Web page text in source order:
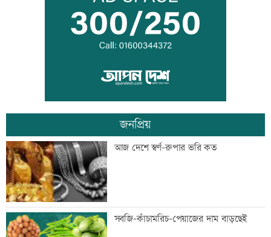
জুলাই স্মৃতি জাদুঘর উন্মুক্ত, প্রথম দিনেই
উপচে পড়া ভিড়
জোড়া গোলে মেসির নতুন রেকর্ড
ঢাকার চারপাশের নদীদূষণ রোধে
কর্মপরিকল্পনার নির্দেশ
জনপ্রিয়
আজ দেশে স্বর্ণ-রুপার ভরি কত
সবজি-কাঁচামরিচ-পেয়াজের দাম বাড়ছেই